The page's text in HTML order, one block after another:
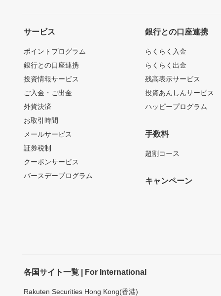
サービス
ポイントプログラム
銀行との口座連携
投資情報サービス
ご入金・ご出金
外貨決済
お取引時間
メールサービス
証券税制
クーポンサービス
バースデープログラム
銀行との口座連携
らくらく入金
らくらく出金
残高表示サービス
投資あんしんサービス
ハッピープログラム
手数料
超割コース
キャンペーン
各国サイト一覧 | For International
Rakuten Securities Hong Kong(香港)